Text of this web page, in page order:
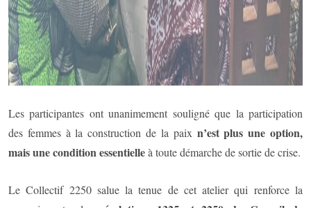
Les participantes ont unanimement souligné que la participation
des femmes à la construction de la paix n’est plus une option,
mais une condition essentielleà toute démarche de sortie de crise.
Le Collectif 2250 salue la tenue de cet atelier qui renforce la